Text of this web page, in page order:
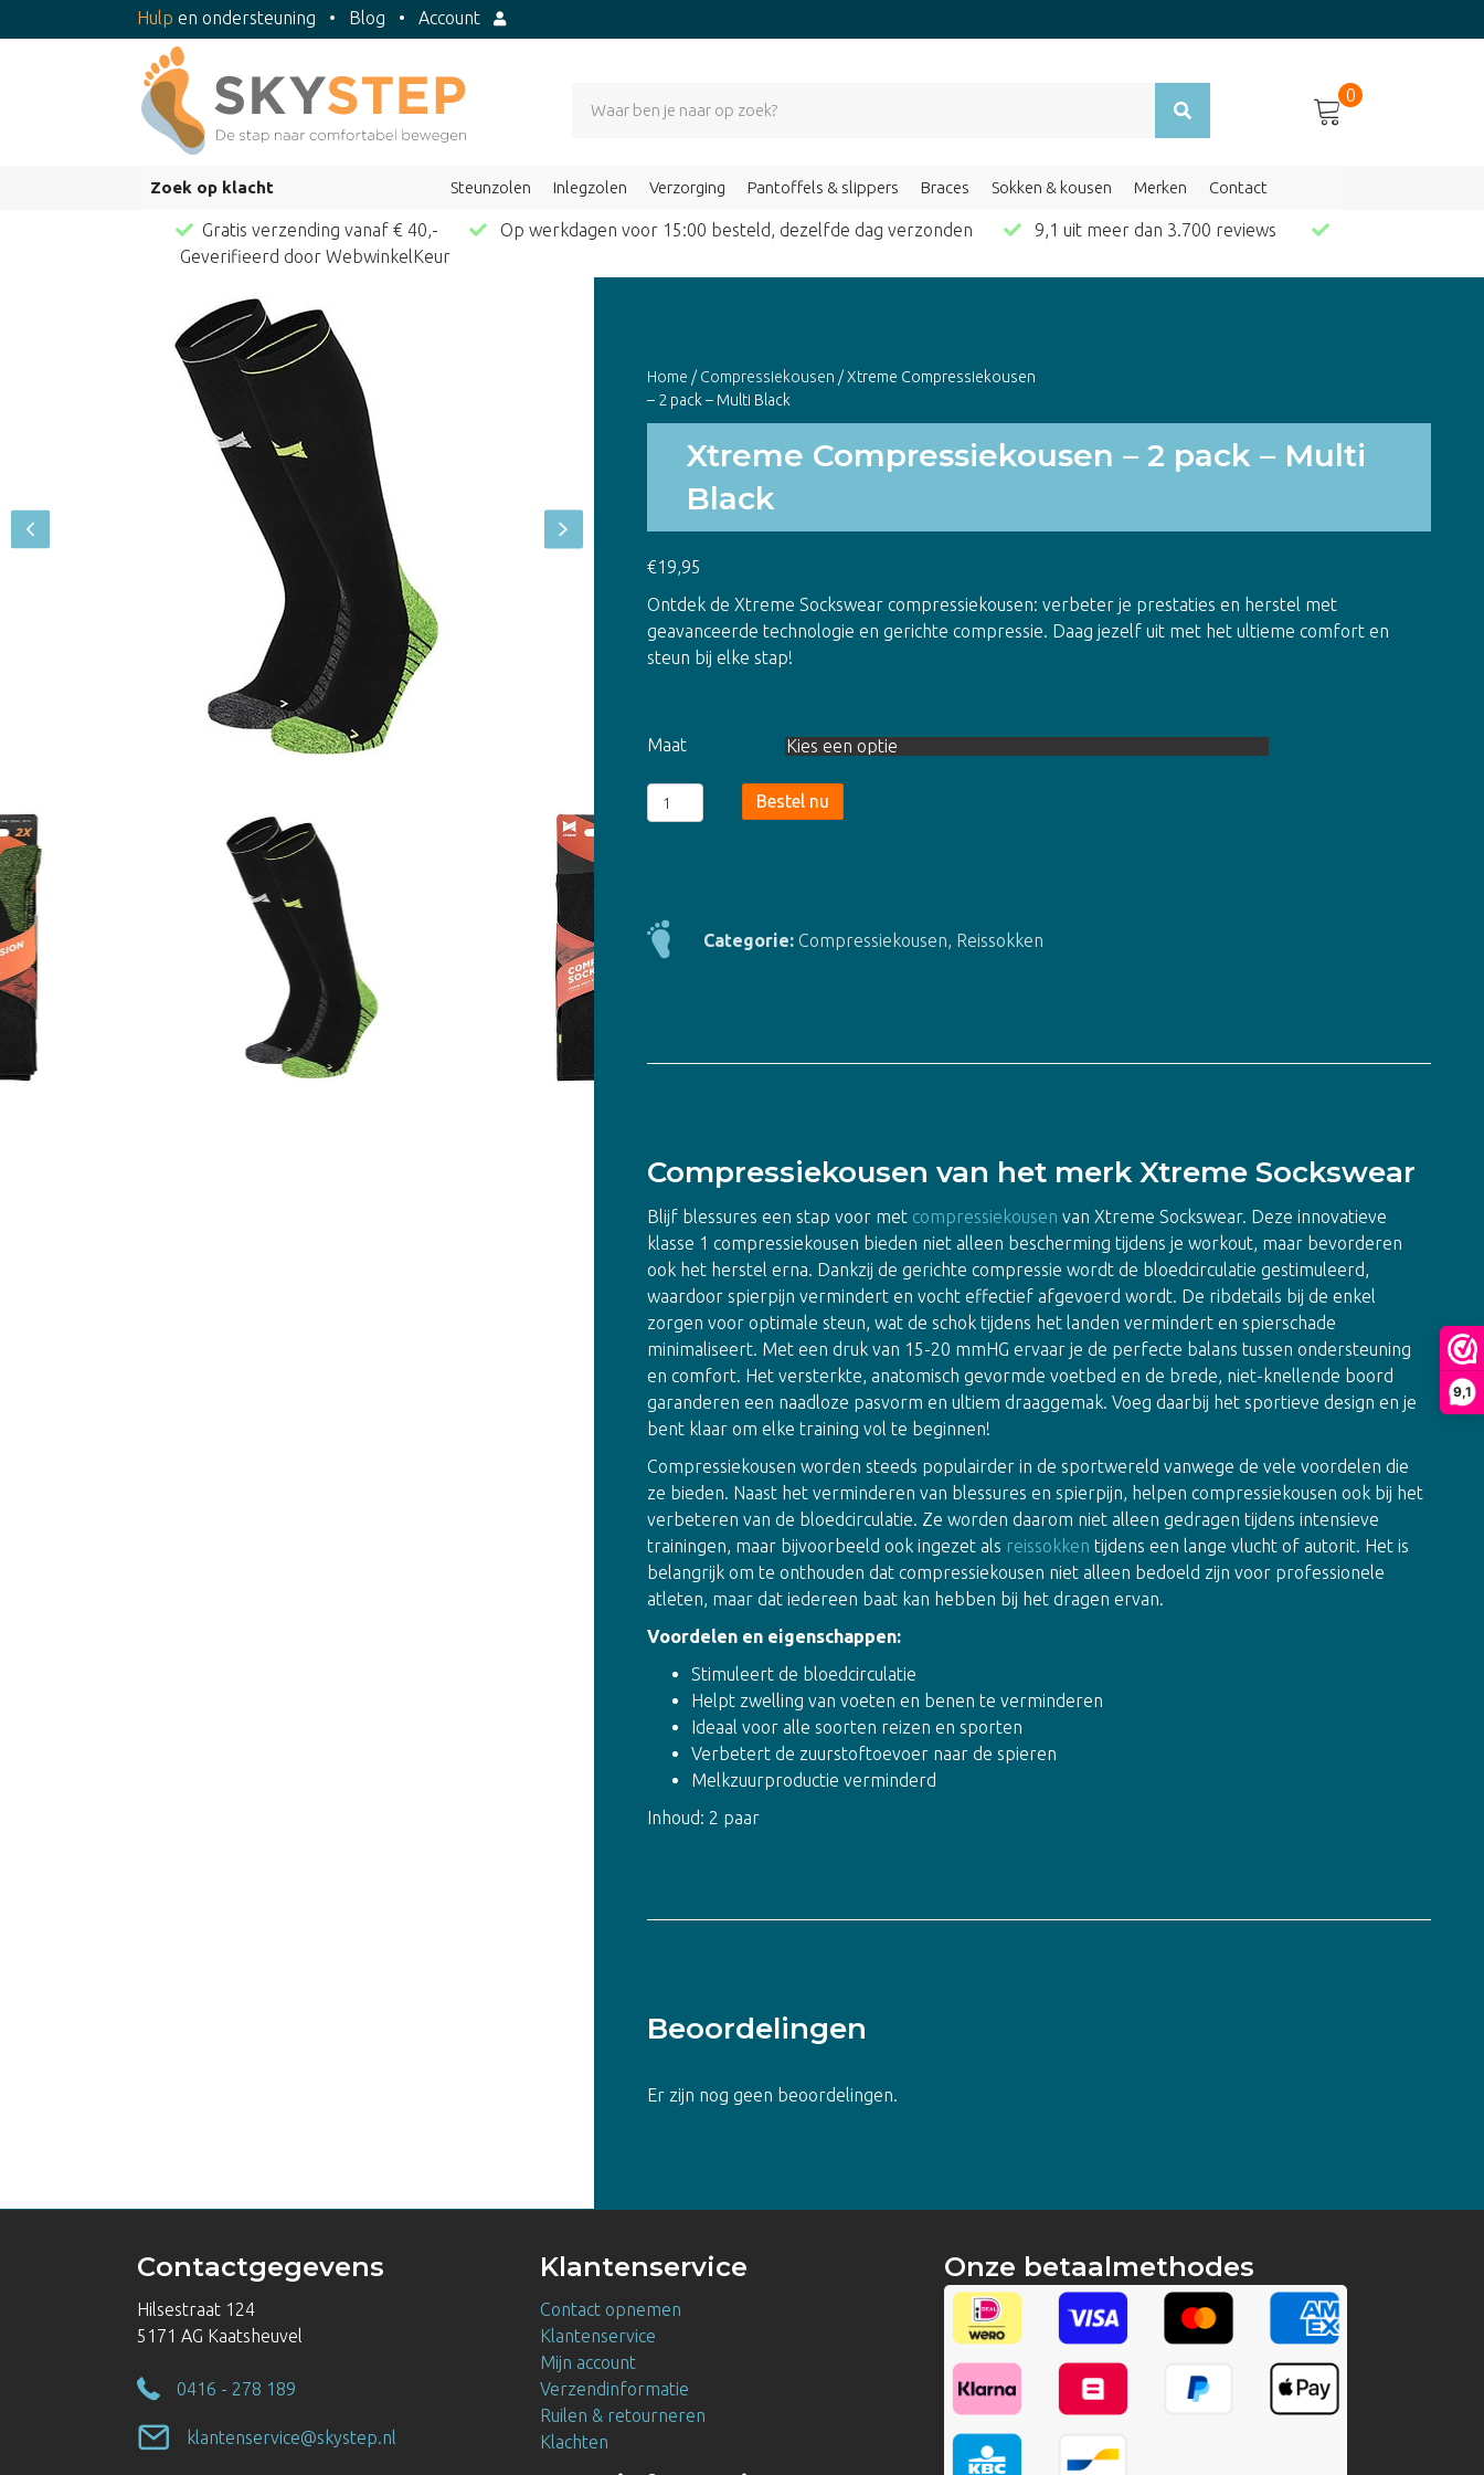
9,1
Hulp en ondersteuning • Blog •Account
0
Zoek op klacht Steunzolen Inlegzolen Verzorging Pantoffels & slippers Braces Sokken & kousen Merken Contact
Gratis verzending vanaf € 40,- Op werkdagen voor 15:00 besteld, dezelfde dag verzonden
9,1 uit meer dan 3.700 reviews
Geverifieerd door WebwinkelKeur
Home / Compressiekousen / Xtreme Compressiekousen
– 2 pack – Multi Black
Xtreme Compressiekousen – 2 pack – Multi
Black
€19,95
Ontdek de Xtreme Sockswear compressiekousen: verbeter je prestaties en herstel met
geavanceerde technologie en gerichte compressie. Daag jezelf uit met het ultieme comfort en
steun bij elke stap!
Maat
Xtreme
Compressiekousen
-
Multi
Bestel nu
Categorie: Compressiekousen, Reissokken
Compressiekousen van het merk Xtreme Sockswear
Blijf blessures een stap voor met compressiekousen van Xtreme Sockswear. Deze innovatieve
klasse 1 compressiekousen bieden niet alleen bescherming tijdens je workout, maar bevorderen
ook het herstel erna. Dankzij de gerichte compressie wordt de bloedcirculatie gestimuleerd,
waardoor spierpijn vermindert en vocht effectief afgevoerd wordt. De ribdetails bij de enkel
zorgen voor optimale steun, wat de schok tijdens het landen vermindert en spierschade
minimaliseert. Met een druk van 15-20 mmHG ervaar je de perfecte balans tussen ondersteuning
en comfort. Het versterkte, anatomisch gevormde voetbed en de brede, niet-knellende boord
garanderen een naadloze pasvorm en ultiem draaggemak. Voeg daarbij het sportieve design en je
bent klaar om elke training vol te beginnen!
Compressiekousen worden steeds populairder in de sportwereld vanwege de vele voordelen die
ze bieden. Naast het verminderen van blessures en spierpijn, helpen compressiekousen ook bij het
verbeteren van de bloedcirculatie. Ze worden daarom niet alleen gedragen tijdens intensieve
trainingen, maar bijvoorbeeld ook ingezet als reissokken tijdens een lange vlucht of autorit. Het is
belangrijk om te onthouden dat compressiekousen niet alleen bedoeld zijn voor professionele
atleten, maar dat iedereen baat kan hebben bij het dragen ervan.
Voordelen en eigenschappen:
Stimuleert de bloedcirculatie
Helpt zwelling van voeten en benen te verminderen
Ideaal voor alle soorten reizen en sporten
Verbetert de zuurstoftoevoer naar de spieren
Melkzuurproductie verminderd
Inhoud: 2 paar
Beoordelingen
Er zijn nog geen beoordelingen.
Contactgegevens
Hilsestraat 124
5171 AG Kaatsheuvel
0416 - 278 189
klantenservice@skystep.nl
Klantenservice
Contact opnemen
Klantenservice
Mijn account
Verzendinformatie
Ruilen & retourneren
Klachten
Onze betaalmethodes